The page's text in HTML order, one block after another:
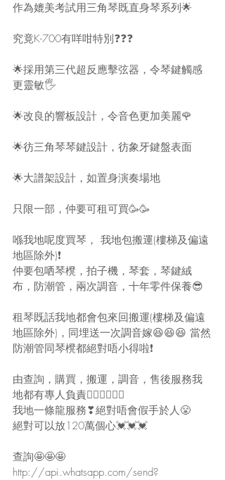
作為媲美考試用三角琴既直身琴系列🌟
究竟K-700有咩咁特別❓❓❓
🌟採用第三代超反應擊弦器，令琴鍵觸感
更靈敏🖐
🌟改良的響板設計，令音色更加美麗🌹
🌟彷三角琴琴鍵設計，彷象牙鍵盤表面
🌟大譜架設計，如置身演奏場地
只限一部，仲要可租可買🥳🥳
喺我地呢度買琴， 我地包搬運(樓梯及偏遠
地區除外)❗
仲要包哂琴櫈，拍子機，琴套，琴鍵絨
布，防潮管，兩次調音，十年零件保養😎
租琴既話我地都會包來回搬運(樓梯及偏遠
地區除外)，同埋送一次調音嫁😆😆😆 當然
防潮管同琴櫈都絕對唔小得啦❗
由查詢，購買，搬運，調音，售後服務我
地都有專人負責🙋‍♀🙋‍♀🙋‍♀
我地一條龍服務❣絕對唔會假手於人😤
絕對可以放120萬個心💓💓💓
查詢🤩🤩🤩
http://api.whatsapp.com/send?